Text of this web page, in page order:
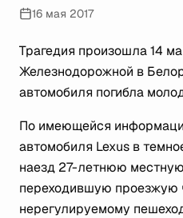
16 мая 2017
Трагедия произошла 14
Железнодорожной в
автомобиля погибла
По имеющейся
автомобиля Lexus в
наезд 27-летнюю
переходившую проезжую
нерегулируемому